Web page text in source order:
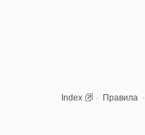
Index · Правила ·